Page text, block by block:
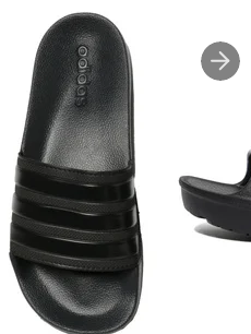
や幅等小さめに作られている
ご判断ください。
ているためパッケージの一部
場合がございます。初期不良以
かねます。予めご了承いただ